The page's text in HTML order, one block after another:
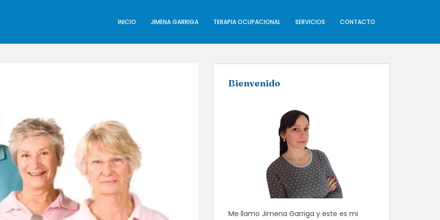
INICIO JIMENA GARRIGA TERAPIA OCUPACIONAL SERVICIOS CONTACTO
Bienvenido
Me llamo Jimena Garriga y este es mi